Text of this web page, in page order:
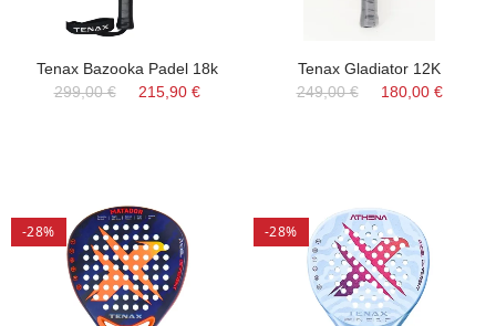
Tenax Bazooka Padel 18k
299,00 €
215,90 €
Tenax Gladiator 12K
249,00 €
180,00 €
-28% -28%